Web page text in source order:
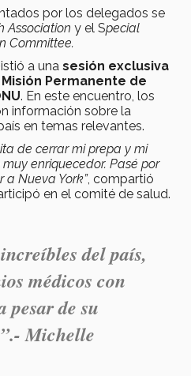
por los delegados se
Association y el Special
Committee.
a una sesión exclusiva
Permanente de
. En este encuentro, los
información sobre la
en temas relevantes.
de cerrar mi prepa y mi
enriquecedor. Pasé por
a Nueva York”, compartió
en el comité de salud.
del país,
médicos con
pesar de su
Michelle